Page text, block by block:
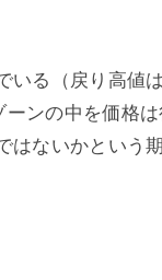
いる（戻り高値
ンの中を価格
ないかという